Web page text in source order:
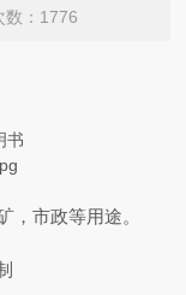
：1776
书
，市政等用途。